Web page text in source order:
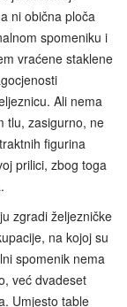
ni obična ploča
spomeniku i
vraćene staklene
Ali nema
tlu, zasigurno, ne
figurina
prilici, zbog toga
zgradi željezničke
na kojoj su
spomenik nema
već dvadeset
Umjesto table